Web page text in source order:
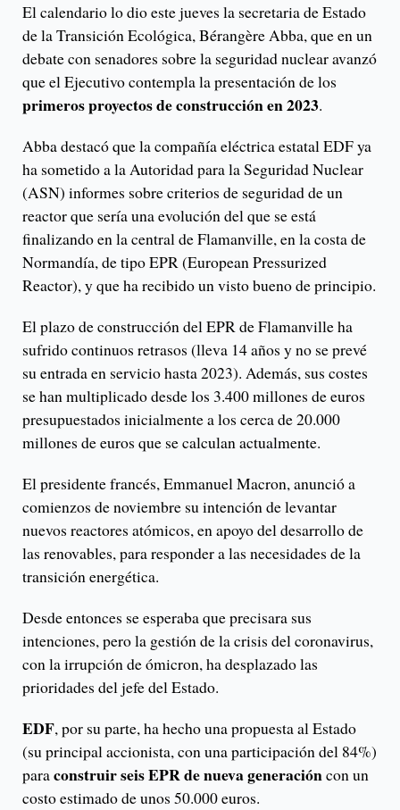
El calendario lo dio este jueves la secretaria de Estado
de la Transición Ecológica, Bérangère Abba, que en un
debate con senadores sobre la seguridad nuclear avanzó
que el Ejecutivo contempla la presentación de los
primeros proyectos de construcción en 2023.
Abba destacó que la compañía eléctrica estatal EDF ya
ha sometido a la Autoridad para la Seguridad Nuclear
(ASN) informes sobre criterios de seguridad de un
reactor que sería una evolución del que se está
finalizando en la central de Flamanville, en la costa de
Normandía, de tipo EPR (European Pressurized
Reactor), y que ha recibido un visto bueno de principio.
El plazo de construcción del EPR de Flamanville ha
sufrido continuos retrasos (lleva 14 años y no se prevé
su entrada en servicio hasta 2023). Además, sus costes
se han multiplicado desde los 3.400 millones de euros
presupuestados inicialmente a los cerca de 20.000
millones de euros que se calculan actualmente.
El presidente francés, Emmanuel Macron, anunció a
comienzos de noviembre su intención de levantar
nuevos reactores atómicos, en apoyo del desarrollo de
las renovables, para responder a las necesidades de la
transición energética.
Desde entonces se esperaba que precisara sus
intenciones, pero la gestión de la crisis del coronavirus,
con la irrupción de ómicron, ha desplazado las
prioridades del jefe del Estado.
EDF, por su parte, ha hecho una propuesta al Estado
(su principal accionista, con una participación del 84%)
paraconstruir seis EPR de nueva generacióncon un
costo estimado de unos 50.000 euros.